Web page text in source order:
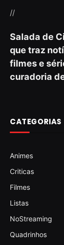
//
Salada de
que traz
filmes e
curadoria
CATEGORIAS
Animes
Criticas
Filmes
Listas
NoStreaming
Quadrinhos